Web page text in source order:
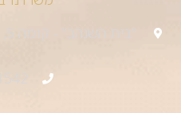
“בית השנהב” - קומה 5, רח’ בית הדפוס 12, ירושלים